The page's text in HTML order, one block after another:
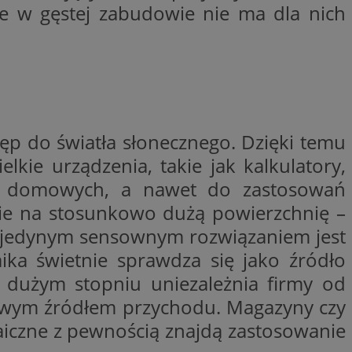
w gęstej zabudowie nie ma dla nich
do światła słonecznego. Dzięki temu
urządzenia, takie jak kalkulatory,
a nawet do zastosowań
na stosunkowo dużą powierzchnię –
sensownym rozwiązaniem jest
świetnie sprawdza się jako źródło
stopniu uniezależnia firmy od
źródłem przychodu. Magazyny czy
z pewnością znajdą zastosowanie
gościa na
na
dla
dane, takie
internetową lub
w celu
strony
Microsoft
informacji
stron w jedną
Microsoft
informacji
stron w jedną
wysiłków
z reklamami
for
reklam
funkcji i
które
użytkownika
do
za